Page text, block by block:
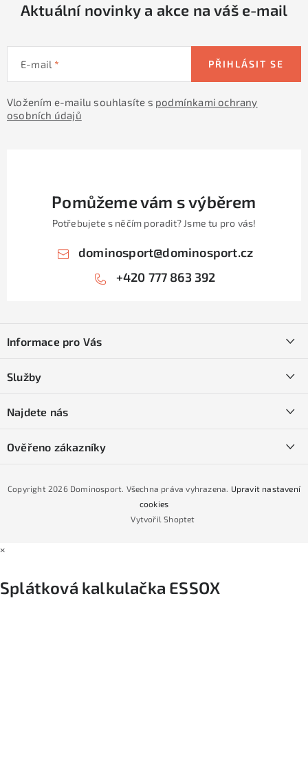
Aktuální novinky a akce na váš e-mail
E-mail
Vložením e-mailu souhlasíte s podmínkami ochrany
osobních údajů
PŘIHLÁSIT SE
Pomůžeme vám s výběrem
Potřebujete s něčím poradit? Jsme tu pro vás!
dominosport@dominosport.cz
+420 777 863 392
pInformace pro Vás
Obchodní podmínky
Podmínky GDPR
Podmínky nákupu na splátky ESSOX
Služby
Naše prodejna
Najdete nás
Ověřeno zákazníky
Vytvořil Shoptet
Copyright 2026 Dominosport. Všechna práva vyhrazena. Upravit nastavení
cookies
×
Splátková kalkulačka ESSOX